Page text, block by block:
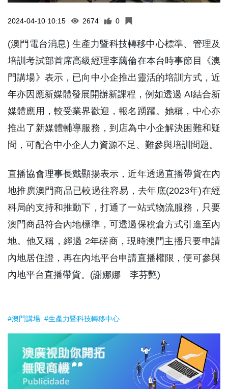
2024-04-10 10:15 2674 0
(澳門電台消息) 生產力暨科技轉移中心標準、管理及
培訓考試部首席高級經理李藹倫在本台時事節目《澳
門講場》表示，已向中小企推出靈活的培訓方式，近
年亦因應新媒體發展開辦新課程，例如透過 AI結合新
媒體應用，較受業界歡迎，報名踴躍。她稱，中心亦
推出了新媒體輔導服務，到店為中小企解決困難和疑
問，可配合中小企人力資源不足、難參與培訓問題。
直播協會理事長戴顯揚表示，近年透過直播帶貨在內
地推廣澳門商品已較過往容易，去年底(2023年)在經
科局的支持和推動下，打通了一站式物流服務，只要
澳門商品符合內地標準，可透過保稅倉方式引進至內
地。他又稱，經過 2年磋商，現時澳門主播只要申請
內地居住證，再在內地平台申請直播權限，便可參與
內地平台直播帶貨。(謝娜娜 李芬艷)
#澳門講場 #生產力暨科技轉移中心